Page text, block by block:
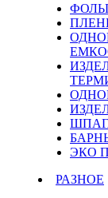
ЭКО
РАЗНОЕ